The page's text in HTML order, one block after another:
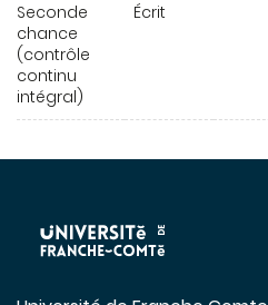
Seconde
chance
(contrôle
continu
intégral)
Écrit